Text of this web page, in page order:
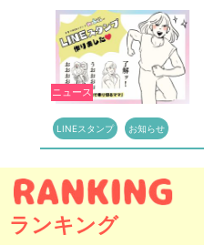
ニュース
LINEスタンプ お知らせ
ランキング